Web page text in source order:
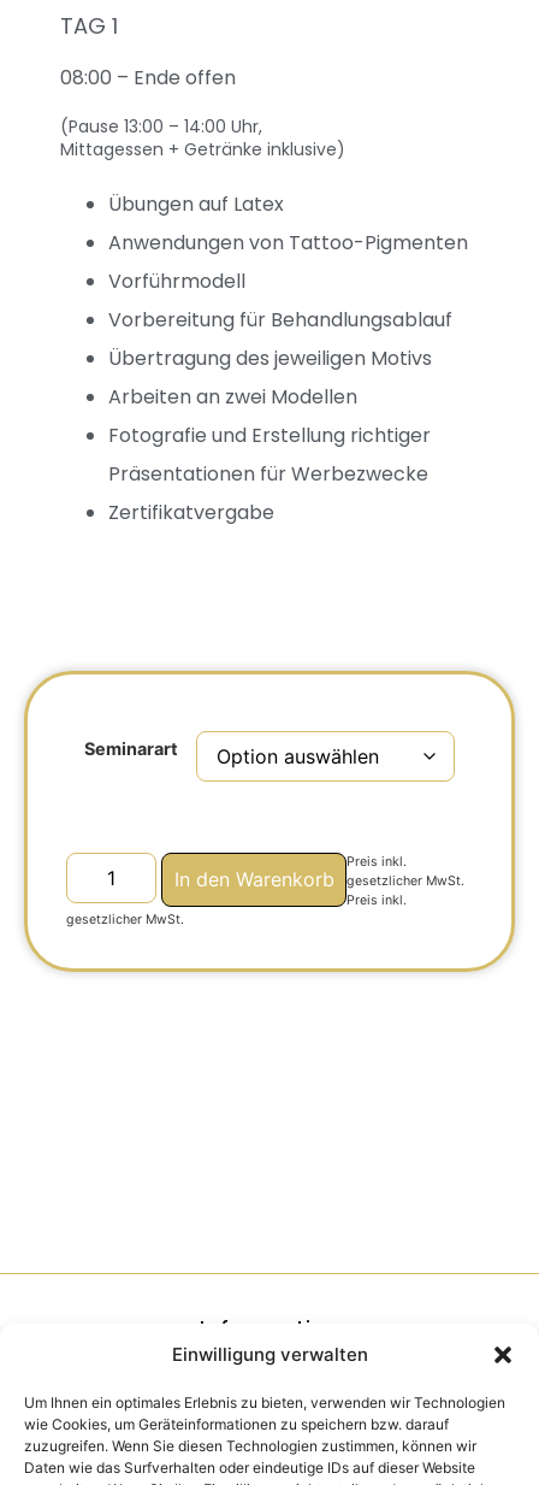
Einwilligung verwalten
Um Ihnen ein optimales Erlebnis zu bieten, verwenden wir Technologien
wie Cookies, um Geräteinformationen zu speichern bzw. darauf
zuzugreifen. Wenn Sie diesen Technologien zustimmen, können wir
Daten wie das Surfverhalten oder eindeutige IDs auf dieser Website
TAG 1
08:00 – Ende offen
(Pause 13:00 – 14:00 Uhr,
Mittagessen + Getränke inklusive)
Übungen auf Latex
Anwendungen von Tattoo-Pigmenten
Vorführmodell
Vorbereitung für Behandlungsablauf
Übertragung des jeweiligen Motivs
Arbeiten an zwei Modellen
Fotografie und Erstellung richtiger
Präsentationen für Werbezwecke
Zertifikatvergabe
Seminarart
In den Warenkorb
Preis inkl.
gesetzlicher MwSt.
Preis inkl.
gesetzlicher MwSt.
Information
Zahlungsmöglichkeiten
FAQs
Newsletter